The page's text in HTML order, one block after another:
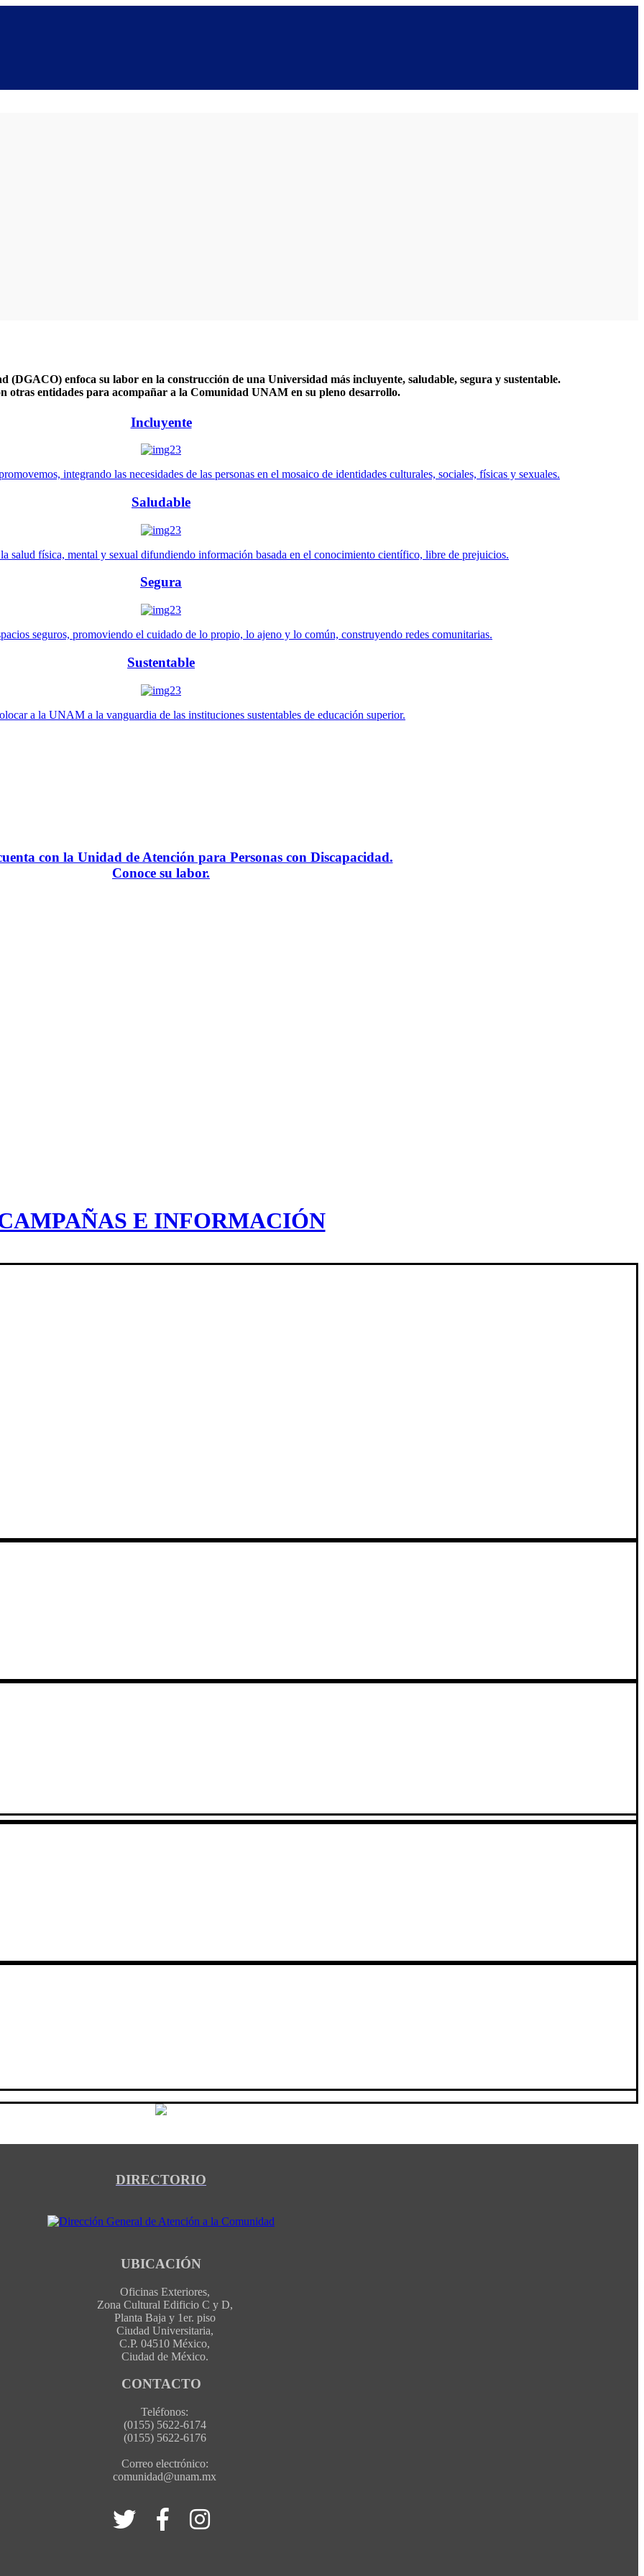
(DGACO) enfoca su labor en la construcción de una Universidad más incluyente, saludable, segura y sustentable.
otras entidades para acompañar a la Comunidad UNAM en su pleno desarrollo.
Incluyente
integrando las necesidades de las personas en el mosaico de identidades culturales, sociales, físicas y sexuales.
Saludable
salud física, mental y sexual difundiendo información basada en el conocimiento científico, libre de prejuicios.
Segura
seguros, promoviendo el cuidado de lo propio, lo ajeno y lo común, construyendo redes comunitarias.
Sustentable
a la UNAM a la vanguardia de las instituciones sustentables de educación superior.
con la Unidad de Atención para Personas con Discapacidad.
Conoce su labor.
E INFORMACIÓN
DIRECTORIO
UBICACIÓN
Oficinas Exteriores,
Zona Cultural Edificio C y D,
Planta Baja y 1er. piso
Ciudad Universitaria,
C.P. 04510 México,
Ciudad de México.
CONTACTO
Teléfonos:
(0155) 5622-6174
(0155) 5622-6176
Correo electrónico:
comunidad@unam.mx